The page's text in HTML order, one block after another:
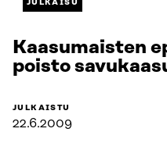
JULKAISU
Kaasumaisten
poisto
JULKAISTU
22.6.2009